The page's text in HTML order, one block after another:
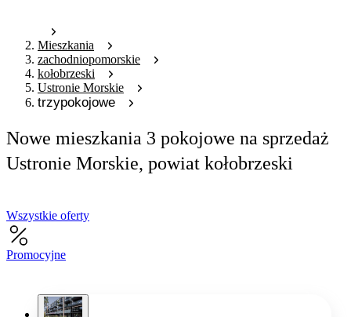
Mieszkania
zachodniopomorskie
kołobrzeski
Ustronie Morskie
trzypokojowe
Nowe mieszkania 3 pokojowe na sprzedaż
Ustronie Morskie, powiat kołobrzeski
Wszystkie oferty
Promocyjne